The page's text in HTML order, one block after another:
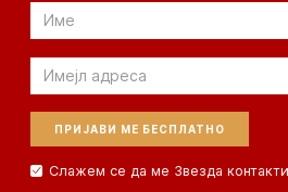
Email
Email
Слажем се да ме Звезда